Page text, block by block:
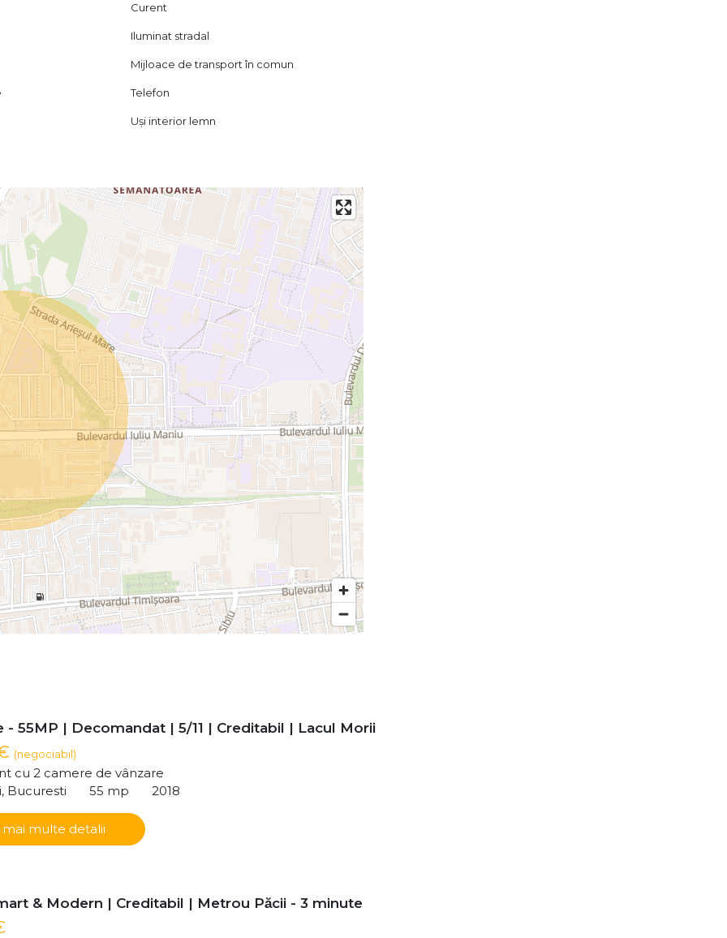
Curent
Iluminat stradal
Mijloace de transport în comun
Telefon
Uși interior lemn
- 55MP | Decomandat | 5/11 | Creditabil | Lacul Morii
(negociabil)
cu 2 camere de vânzare
Bucuresti
55 mp 2018
mai multe detalii
& Modern | Creditabil | Metrou Păcii - 3 minute